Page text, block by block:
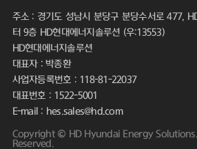
주소 : 경기도 성남시 분당구 분당수서로 477,
터 9층 HD현대에너지솔루션 (우:13553)
HD현대에너지솔루션
대표자 : 박종환
사업자등록번호 : 118-81-22037
대표번호 : 1522-5001
E-mail : hes.sales@hd.com
Copyright © HD Hyundai Energy
Reserved.